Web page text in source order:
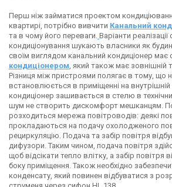
Перш ніж займатися проектом
квартирі, потрібно вивчити Канальний
та в чому його переваги. Варіанти реалізації
кондиціонування шукають власники як
своїм виглядом канальний кондиціонер має
кондиціонером, який також має зовнішній
Різниця між пристроями полягає в тому, що
встановлюється в приміщенні на внутрішній
кондиціонер зашивається в стелю в
шум не створить дискомфорт мешканцям.
розходиться мережа повітроводів: деякі
прокладаються на подачу охолодженого
рециркуляцію. Подача та забір повітря
дифузори. Таким чином, подача повітря
щоб відсікати тепло влітку, а забір повітря
боку приміщення. Також необхідно
конденсату, який повинен відбуватися з